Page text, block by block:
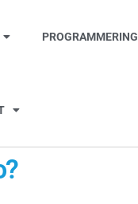
PROGRAMMERING